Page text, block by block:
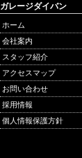
ガレージダイバン
ホーム
会社案内
スタッフ紹介
アクセスマップ
お問い合わせ
採用情報
個人情報保護方針